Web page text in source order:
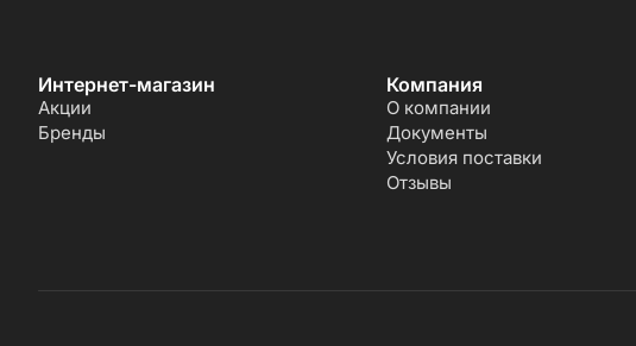
Интернет-магазин
Акции
Бренды
Компания
О компании
Документы
Условия поставки
Отзывы